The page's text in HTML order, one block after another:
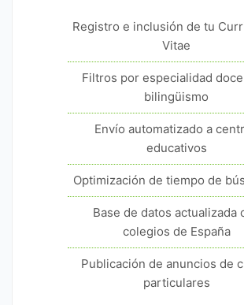
Registro e inclusión de tu
Vitae
Filtros por especialidad
bilingüismo
Envío automatizado a
educativos
Optimización de tiempo de
Base de datos actualizada
colegios de España
Publicación de anuncios de
particulares